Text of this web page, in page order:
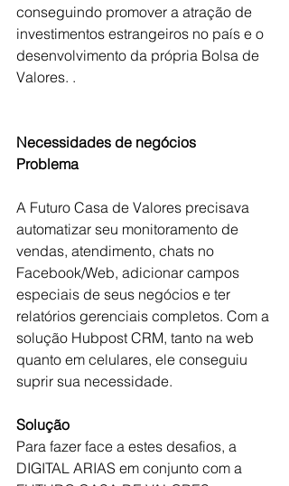
conseguindo promover a atração de
investimentos estrangeiros no país e o
desenvolvimento da própria Bolsa de
Valores. .
Necessidades de negócios
Problema
A Futuro Casa de Valores precisava
automatizar seu monitoramento de
vendas, atendimento, chats no
Facebook/Web, adicionar campos
especiais de seus negócios e ter
relatórios gerenciais completos. Com a
solução Hubpost CRM, tanto na web
quanto em celulares, ele conseguiu
suprir sua necessidade.
Solução
Para fazer face a estes desafios, a
DIGITAL ARIAS em conjunto com a